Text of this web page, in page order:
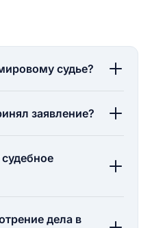
судье?
заявление?
дела в